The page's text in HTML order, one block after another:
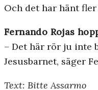
Och det har hänt
Fernando Rojas
– Det här rör ju inte
Jesusbarnet, säger
Text: Bitte Assarmo